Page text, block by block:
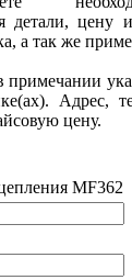
детали,
а так же
примечании
Адрес,
цену.
MF362